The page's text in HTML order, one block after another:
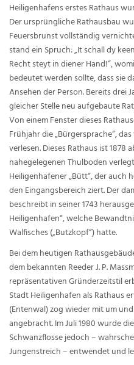
Heiligenhafens erstes Rathaus
Der ursprüngliche Rathausbau
Feuersbrunst vollständig
stand ein Spruch: „It schall dy
Recht steyt in diener Hand!“,
bedeutet werden sollte, dass sie
Ansehen der Person. Bereits drei
gleicher Stelle neu aufgebaute
Von einem Fenster dieses
Frühjahr die „Bürgersprache“,
verlesen. Dieses Rathaus ist 1878
nahegelegenen Thulboden
Heiligenhafener „Bütt“, der auch
den Eingangsbereich ziert. Der
beschreibt in seiner 1743
Heiligenhafen“, welche
Walfisches („Butzkopf“) hatte.
Bei dem heutigen
dem bekannten Reeder J. P.
repräsentativen Gründerzeitstil
Stadt Heiligenhafen als Rathaus
(Entenwal) zog wieder mit um
angebracht. Im Juli 1980 wurde
Schwanzflosse jedoch –
Jungenstreich – entwendet und